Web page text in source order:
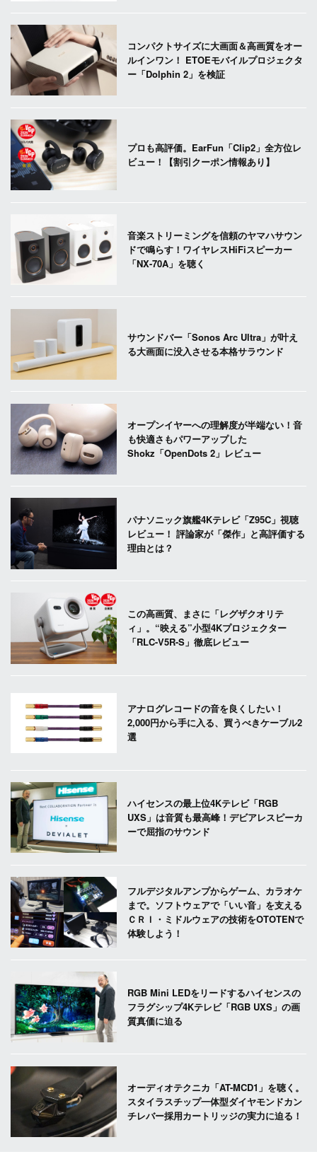
コンパクトサイズに大画面＆高画質をオー
ルインワン！ ETOEモバイルプロジェクタ
ー「Dolphin 2」を検証
プロも高評価。EarFun「Clip2」全方位レ
ビュー！【割引クーポン情報あり】
音楽ストリーミングを信頼のヤマハサウン
ドで鳴らす！ワイヤレスHiFiスピーカー
「NX-70A」を聴く
サウンドバー「Sonos Arc Ultra」が叶え
る大画面に没入させる本格サラウンド
オープンイヤーへの理解度が半端ない！音
も快適さもパワーアップした
Shokz「OpenDots 2」レビュー
パナソニック旗艦4Kテレビ「Z95C」視聴
レビュー！ 評論家が「傑作」と高評価する
理由とは？
この高画質、まさに「レグザクオリテ
ィ」。“映える”小型4Kプロジェクター
「RLC-V5R-S」徹底レビュー
アナログレコードの音を良くしたい！
2,000円から手に入る、買うべきケーブル2
選
ハイセンスの最上位4Kテレビ「RGB
UXS」は音質も最高峰！デビアレスピーカ
ーで屈指のサウンド
フルデジタルアンプからゲーム、カラオケ
まで。ソフトウェアで「いい音」を支える
ＣＲＩ・ミドルウェアの技術をOTOTENで
体験しよう！
RGB Mini LEDをリードするハイセンスの
フラグシップ4Kテレビ「RGB UXS」の画
質真価に迫る
オーディオテクニカ「AT-MCD1」を聴く。
スタイラスチップ一体型ダイヤモンドカン
チレバー採用カートリッジの実力に迫る！